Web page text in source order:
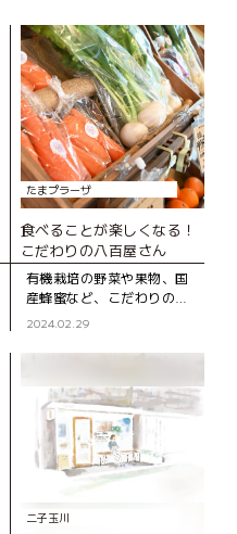
たまプラーザ
食べることが楽しくなる！
こだわりの八百屋さん
有機栽培の野菜や果物、国
産蜂蜜など、こだわりの食
材に出合える店「三井ナチ
ラーザ テラスで行われてい
毎週土・日
2024.02.29
二子玉川